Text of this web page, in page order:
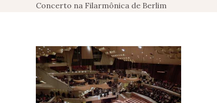
Concerto na Filarmônica de Berlim